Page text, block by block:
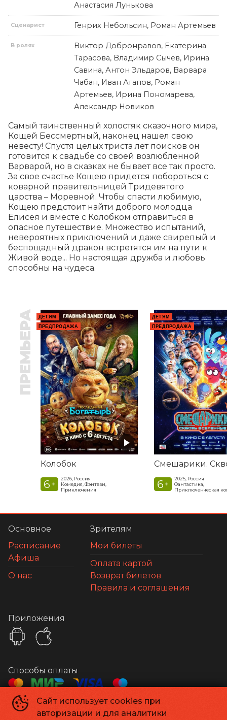
Анастасия Лунькова
Сценарист Генрих Небольсин, Роман Артемьев
В ролях
Виктор Добронравов, Екатерина
Тарасова, Владимир Сычев, Ирина
Савина, Антон Эльдаров, Варвара
Чабан, Иван Агапов, Роман
Артемьев, Ирина Пономарева,
Александр Новиков
Самый таинственный холостяк сказочного мира,
Кощей Бессмертный, наконец нашел свою
невесту! Спустя целых триста лет поисков он
готовится к свадьбе со своей возлюбленной
Варварой, но в сказках не бывает все так просто.
За свое счастье Кощею придется побороться с
коварной правительницей Тридевятого
царства – Моревной. Чтобы спасти любимую,
Кощею предстоит найти доброго молодца
Елисея и вместе с Колобком отправиться в
опасное путешествие. Множество испытаний,
невероятных приключений и даже свирепый и
беспощадный дракон встретятся им на пути к
Живой воде... Но настоящая дружба и любовь
способны на чудеса.
ПРЕМЬЕРА
ДЕТЯМ
ПРЕДПРОДАЖА
Колобок
6 +
2026, Россия
Комедия, Фэнтези,
Приключения
ДЕТЯМ
ПРЕДПРОДАЖА
6 +
2025, Россия
Фантастика,
Приключенческая
Сайт использует cookies при
авторизации и для аналитики
Основное
Расписание
Афиша
О нас
Зрителям
Мои билеты
Оплата картой
Возврат билетов
Правила и соглашения
Приложения
Способы оплаты
Контакты